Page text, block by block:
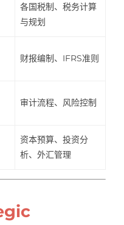
各国税制、税务计算
与规划
财报编制、IFRS准则
审计流程、风险控制
资本预算、投资分
析、外汇管理